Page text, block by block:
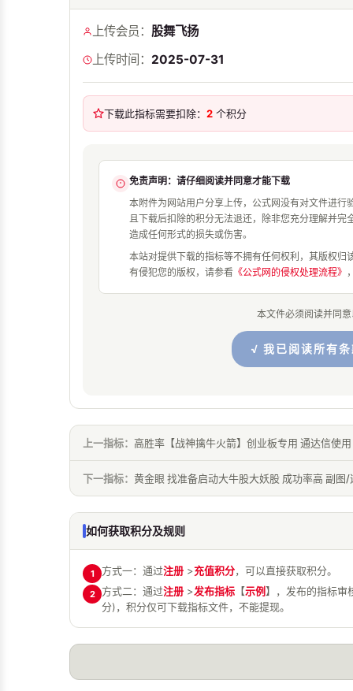
上传会员： 股舞飞扬
上传时间： 2025-07-31
下载此指标需要扣除： 2 个积分
免责声明：请仔细阅读并同意才能下载
本附件为网站用户分享上传，公式网没有对文件进
且下载后扣除的积分无法退还，除非您充分理解并
造成任何形式的损失或伤害。
本站对提供下载的指标等不拥有任何权利，其版权
有侵犯您的版权，请参看 《公式网的侵权处理流程》
本文件必须阅读并同
√ 我已阅读所有
上一指标： 高胜率【战神擒牛火箭】创业板专用 通达信使
下一指标： 黄金眼 找准备启动大牛股大妖股 成功率高 副图
如何获取积分及规则
1 方式一：通过注册 >充值积分，可以直接获取积分。
2 方式二：通过注册 >发布指标 【示例】，发布的指标审
分)，积分仅可下载指标文件，不能提现。